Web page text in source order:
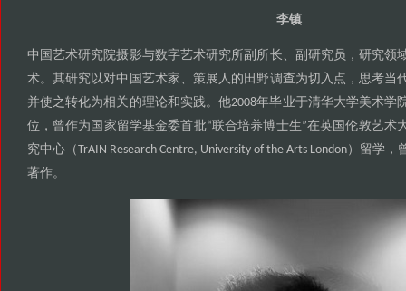
李镇
中国艺术研究院摄影与数字艺术研究所副所长 、 副研究员 ，研究领
术。 其研究以对中国艺术家 、 策展人的田野调查为切入点 ，思考当
并使之转化为相关的理论和实践。他2008年毕业于清华大学美术学
位， 曾作为国家留学基金委首批“联合培养博士生”在英国伦敦艺术
究中心（TrAIN Research Centre, University of the Arts London） 留学 ，
著作。